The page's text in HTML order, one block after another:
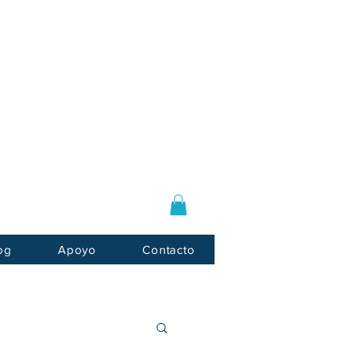
Apoyo Contacto